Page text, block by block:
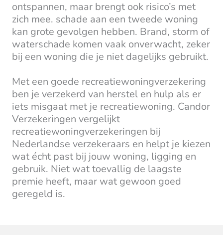
ontspannen, maar brengt ook risico’s met
zich mee. schade aan een tweede woning
kan grote gevolgen hebben. Brand, storm of
waterschade komen vaak onverwacht, zeker
bij een woning die je niet dagelijks gebruikt.
Met een goede recreatiewoningverzekering
ben je verzekerd van herstel en hulp als er
iets misgaat met je recreatiewoning. Candor
Verzekeringen vergelijkt
recreatiewoningverzekeringen bij
Nederlandse verzekeraars en helpt je kiezen
wat écht past bij jouw woning, ligging en
gebruik. Niet wat toevallig de laagste
premie heeft, maar wat gewoon goed
geregeld is.